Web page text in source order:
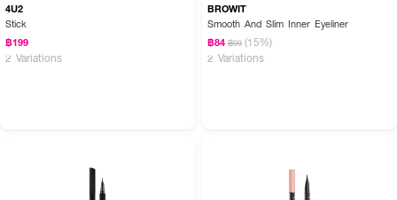
4U2
Stick
฿199
2 Variations
BROWIT
Smooth And Slim Inner Eyeliner
฿84 ฿99 (15%)
2 Variations